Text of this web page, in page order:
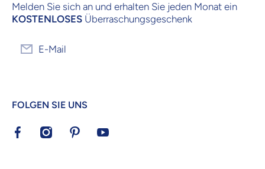
Melden Sie sich an und erhalten Sie jeden Monat ein
KOSTENLOSES Überraschungsgeschenk
E-Mail
FOLGEN SIE UNS
facebookcom/KrijgHonger/
instagramcom/krijghonger/
nlpinterestcom/krijghonger/
youtubecom/channel/